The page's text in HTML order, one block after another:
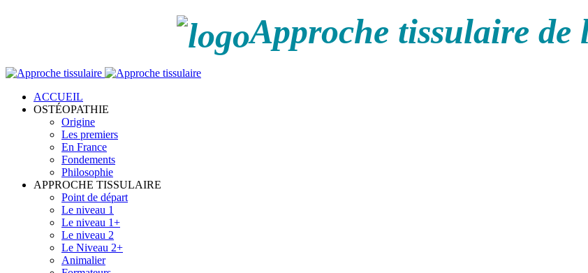
Approche tissulaire de
ACCUEIL
OSTÉOPATHIE
Origine
Les premiers
En France
Fondements
Philosophie
APPROCHE TISSULAIRE
Point de départ
Le niveau 1
Le niveau 1+
Le niveau 2
Le Niveau 2+
Animalier